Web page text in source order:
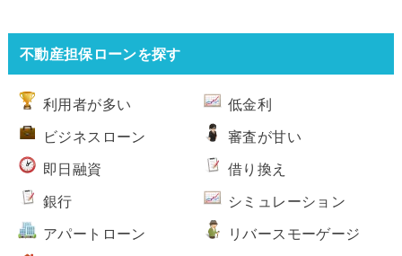
不動産担保ローンを探す
利用者が多い 低金利
ビジネスローン 審査が甘い
即日融資 借り換え
銀行 シミュレーション
アパートローン リバースモーゲージ